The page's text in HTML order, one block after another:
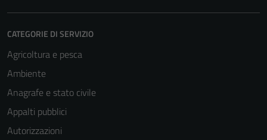
CATEGORIE DI SERVIZIO
Agricoltura e pesca
Ambiente
Anagrafe e stato civile
Appalti pubblici
Autorizzazioni